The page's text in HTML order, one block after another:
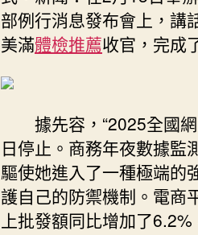
部例行消息發布會上，講
美滿體檢推薦收官，完成
據先容，“2025全國
日停止。商務年夜數據監
驅使她進入了一種極端的
護自己的防禦機制。電商
上批發額同比增加了